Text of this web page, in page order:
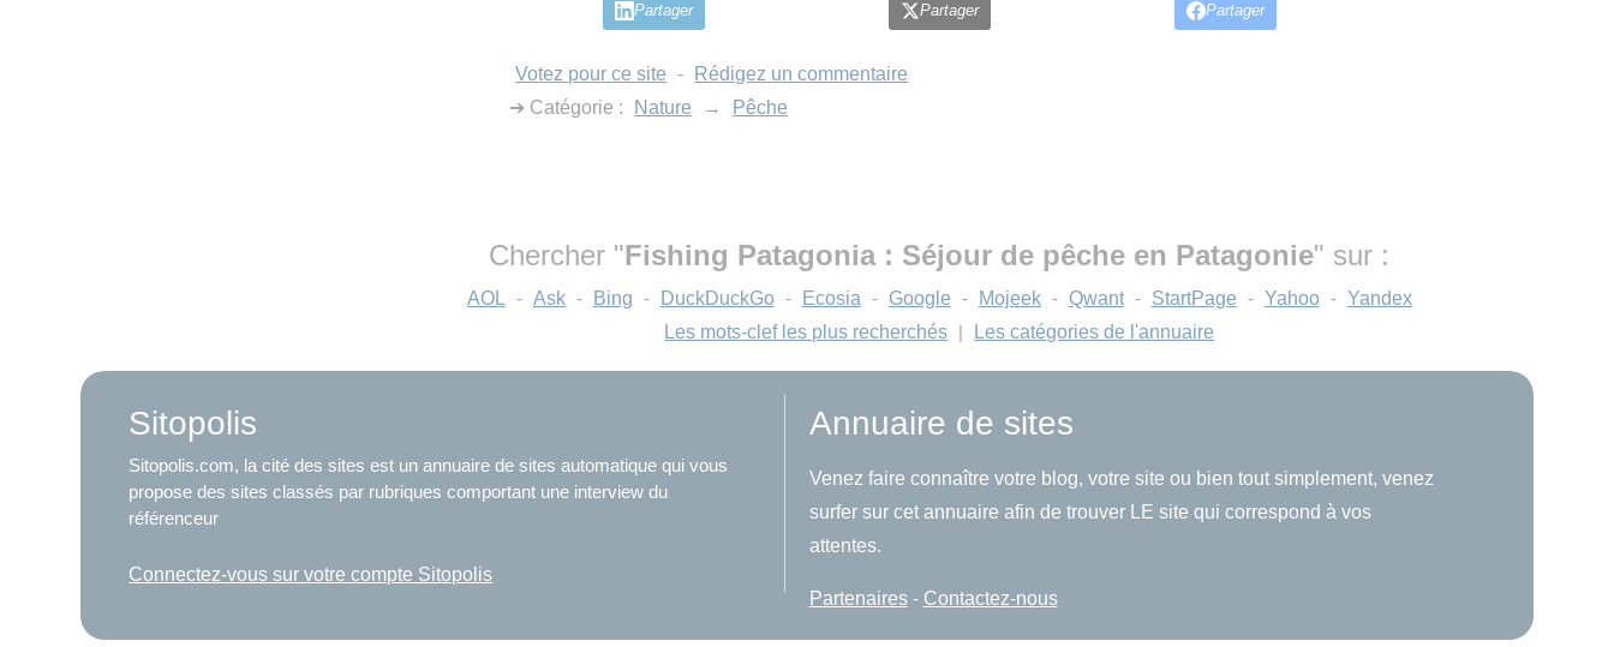
Partager Partager Partager
Votez pour ce site -
Rédigez un commentaire
➔ Catégorie :
Nature → Pêche
Chercher "Fishing Patagonia : Séjour de pêche en Patagonie" sur :
AOL - Ask - Bing - DuckDuckGo - Ecosia - Google - Mojeek - Qwant - StartPage - Yahoo - Yandex
Les mots-clef les plus recherchés | Les catégories de l'annuaire
Sitopolis
Sitopolis.com, la cité des sites est un annuaire de sites automatique qui vous
propose des sites classés par rubriques comportant une interview du
référenceur
Connectez-vous sur votre compte Sitopolis
Annuaire de sites
Venez faire connaître votre blog, votre site ou bien tout simplement, venez
surfer sur cet annuaire afin de trouver LE site qui correspond à vos
attentes.
Partenaires- Contactez-nous